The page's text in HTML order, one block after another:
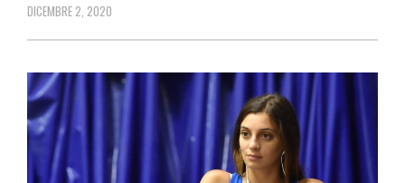
DICEMBRE 2, 2020